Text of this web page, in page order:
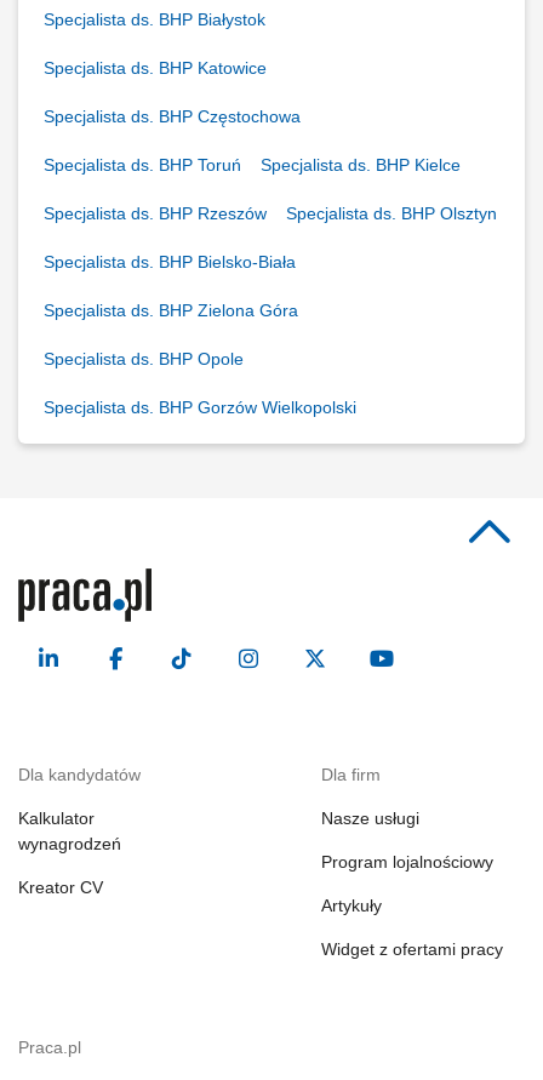
Specjalista ds. BHP Białystok
Specjalista ds. BHP Katowice
Specjalista ds. BHP Częstochowa
Specjalista ds. BHP Toruń Specjalista ds. BHP Kielce
Specjalista ds. BHP Rzeszów Specjalista ds. BHP Olsztyn
Specjalista ds. BHP Bielsko-Biała
Specjalista ds. BHP Zielona Góra
Specjalista ds. BHP Opole
Specjalista ds. BHP Gorzów Wielkopolski
Dla kandydatów
Kalkulator
wynagrodzeń
Kreator CV
Dla firm
Nasze usługi
Program lojalnościowy
Artykuły
Widget z ofertami pracy
Praca.pl